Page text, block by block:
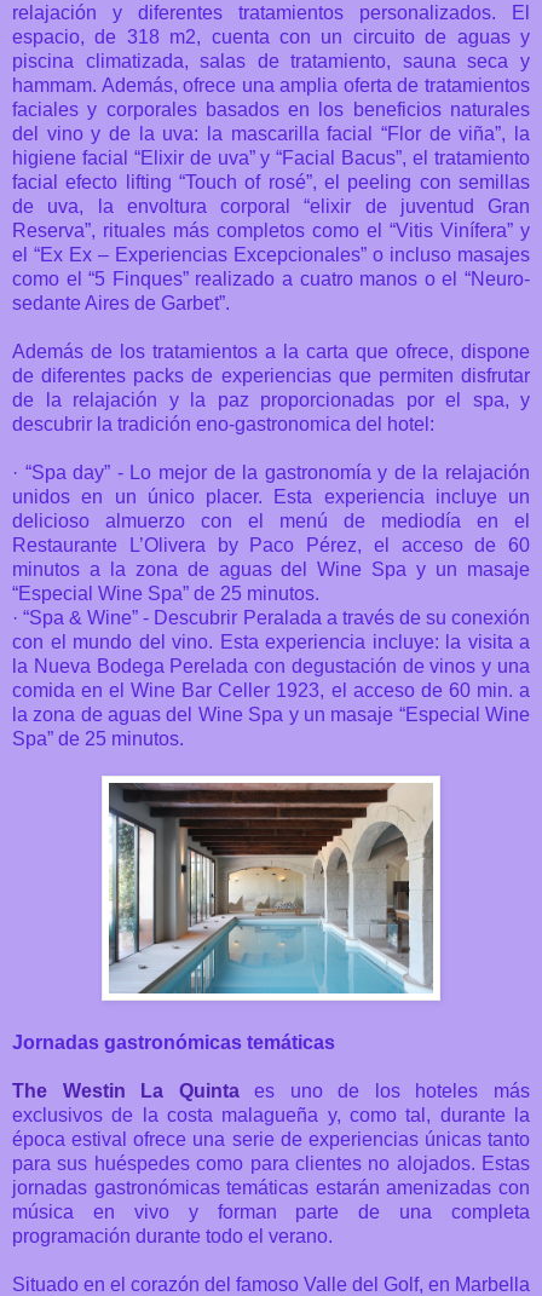
relajación y diferentes tratamientos personalizados.
El
espacio, de 318 m2, cuenta con un circuito de aguas y
piscina climatizada, salas de tratamiento, sauna seca y
hammam. Además, ofrece una amplia oferta de tratamientos
faciales y corporales basados en los beneficios naturales
del vino y de la uva: la mascarilla facial “Flor de viña”, la
higiene facial “Elixir de uva” y “Facial Bacus”, el tratamiento
facial efecto lifting “Touch of rosé”, el peeling con semillas
de uva, la envoltura corporal “elixir de juventud Gran
Reserva”, rituales más completos como el “Vitis Vinífera” y
el “Ex Ex – Experiencias Excepcionales” o incluso masajes
como el “5 Finques” realizado a cuatro manos o el “Neuro-
sedante Aires de Garbet”.
Además de los tratamientos a la carta que ofrece, dispone
de diferentes packs de experiencias que permiten disfrutar
de la relajación y la paz proporcionadas por el spa, y
descubrir la tradición eno-gastronomica del hotel:
· “Spa day” - Lo mejor de la gastronomía y de la relajación
unidos en un único placer. Esta experiencia incluye un
delicioso almuerzo con el menú de mediodía en el
Restaurante L’Olivera by Paco Pérez, el acceso de 60
minutos a la zona de aguas del Wine Spa y un masaje
“Especial Wine Spa” de 25 minutos.
· “Spa & Wine” - Descubrir Peralada a través de su conexión
con el mundo del vino. Esta experiencia incluye: la visita a
la Nueva Bodega Perelada con degustación de vinos y una
comida en el Wine Bar Celler 1923, el acceso de 60 min. a
la zona de aguas del Wine Spa y un masaje “Especial Wine
Spa” de 25 minutos.
Jornadas gastronómicas temáticas
The Westin La Quintaes uno de los hoteles más
exclusivos de la costa malagueña y, como tal, durante la
época estival ofrece una serie de experiencias únicas tanto
para sus huéspedes como para clientes no alojados. Estas
jornadas gastronómicas temáticas estarán amenizadas con
música en vivo y forman parte de una completa
programación durante todo el verano.
Situado en el corazón del famoso Valle del Golf, en Marbella